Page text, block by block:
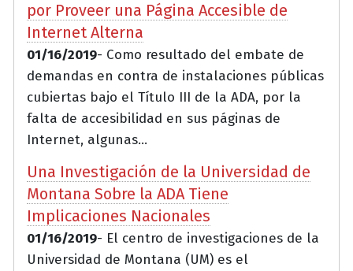
por Proveer una Página Accesible de
Internet Alterna
01/16/2019- Como resultado del embate de
demandas en contra de instalaciones públicas
cubiertas bajo el Título III de la ADA, por la
falta de accesibilidad en sus páginas de
Internet, algunas...
Una Investigación de la Universidad de
Montana Sobre la ADA Tiene
Implicaciones Nacionales
01/16/2019- El centro de investigaciones de la
Universidad de Montana (UM) es el